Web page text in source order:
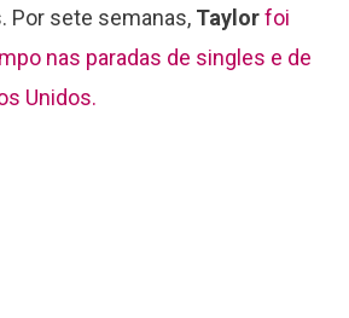
Por sete semanas, Taylorfoi
nas paradas de singles e de
Unidos.